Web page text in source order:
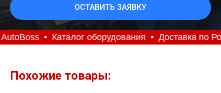
ОСТАВИТЬ ЗАЯВКУ
Каталог оборудования Доставка по
Похожие товары: